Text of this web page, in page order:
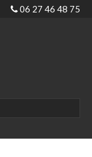
06 27 46 48 75